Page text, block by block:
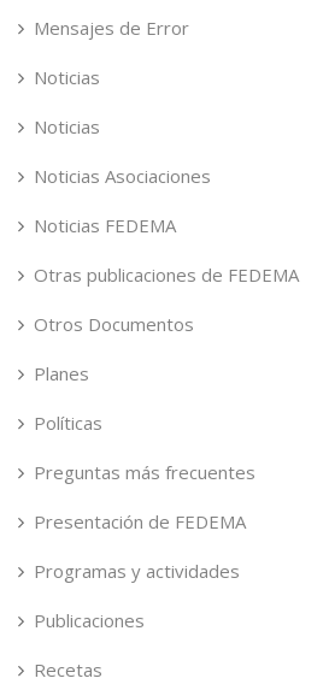
Mensajes de Error
Noticias
Noticias
Noticias Asociaciones
Noticias FEDEMA
Otras publicaciones de FEDEMA
Otros Documentos
Planes
Políticas
Preguntas más frecuentes
Presentación de FEDEMA
Programas y actividades
Publicaciones
Recetas